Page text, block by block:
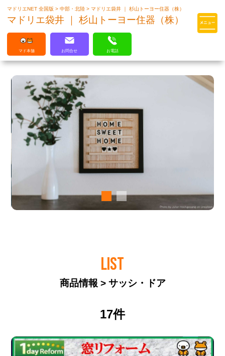
マドリエはLIXILの厳しい基準を
クリアした住まいのプロ集団です
マドリエNET 全国版>中部・北陸>マドリエ袋井 ｜ 杉山トーヨー住器（株）
マドリエ袋井 ｜ 杉山トーヨー住器（株）
マド本舗 お問合せ お電話
LIST
商品情報 > サッシ・ドア
17件